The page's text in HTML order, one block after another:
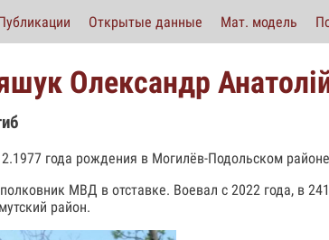
Открытые данные Мат. модель
Олександр
года рождения в Могилёв-Подольском
МВД в отставке. Воевал с 2022 года, в
район.